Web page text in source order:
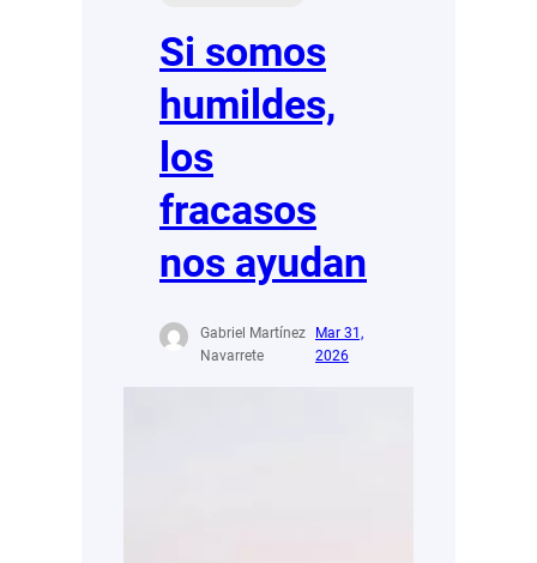
Si somos
humildes,
los
fracasos
nos ayudan
Gabriel Martínez
Navarrete
Mar 31,
2026